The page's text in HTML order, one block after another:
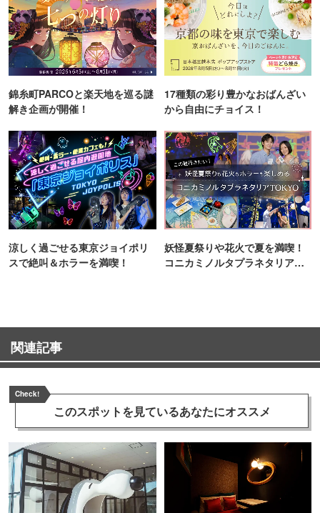
錦糸町PARCOと楽天地を巡る謎
解き企画が開催！
17種類の彩り豊かなおばんざい
から自由にチョイス！
涼しく過ごせる東京ジョイポリ
スで絶叫＆ホラーを満喫！
妖怪夏祭りや花火で夏を満喫！
コニカミノルタプラネタリア
関連記事
Check!
このスポットを見ているあなたにオススメ